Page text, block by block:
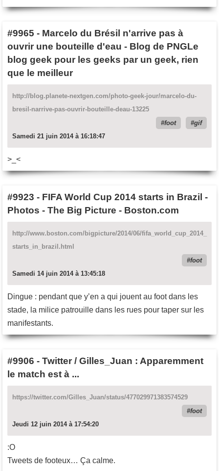
#9965 - Marcelo du Brésil n'arrive pas à
ouvrir une bouteille d'eau - Blog de PNGLe
blog geek pour les geeks par un geek, rien
que le meilleur
http://blog.planete-nextgen.com/photo-geek-jour/marcelo-du-
bresil-narrive-pas-ouvrir-bouteille-deau-13225
foot
gif
Samedi 21 juin 2014 à 16:18:47
>_<
#9923 - FIFA World Cup 2014 starts in Brazil -
Photos - The Big Picture - Boston.com
http://www.boston.com/bigpicture/2014/06/fifa_world_cup_2014_
starts_in_brazil.html
foot
Samedi 14 juin 2014 à 13:45:18
Dingue : pendant que y’en a qui jouent au foot dans les
stade, la milice patrouille dans les rues pour taper sur les
manifestants.
#9906 - Twitter / Gilles_Juan : Apparemment
le match est à ...
https://twitter.com/Gilles_Juan/status/477029971383574529
foot
Jeudi 12 juin 2014 à 17:54:20
:O
Tweets de footeux… Ça calme.